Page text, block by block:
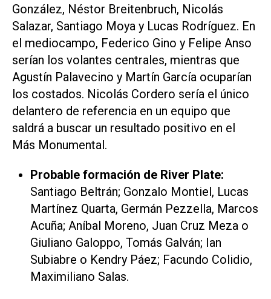
González, Néstor Breitenbruch, Nicolás
Salazar, Santiago Moya y Lucas Rodríguez. En
el mediocampo, Federico Gino y Felipe Anso
serían los volantes centrales, mientras que
Agustín Palavecino y Martín García ocuparían
los costados. Nicolás Cordero sería el único
delantero de referencia en un equipo que
saldrá a buscar un resultado positivo en el
Más Monumental.
Probable formación de River Plate:
Santiago Beltrán; Gonzalo Montiel, Lucas
Martínez Quarta, Germán Pezzella, Marcos
Acuña; Aníbal Moreno, Juan Cruz Meza o
Giuliano Galoppo, Tomás Galván; Ian
Subiabre o Kendry Páez; Facundo Colidio,
Maximiliano Salas.